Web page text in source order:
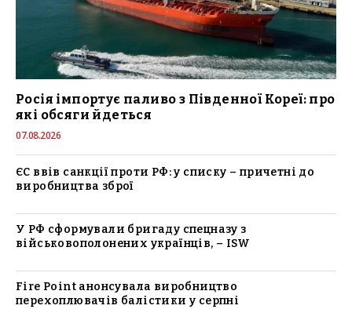
Росія імпортує паливо з Південної Кореї: про
які обсяги йдеться
07.08.2026
ЄС ввів санкції проти РФ: у списку – причетні до
виробництва зброї
У РФ сформували бригаду спецназу з
військовополонених українців, – ISW
Fire Point анонсувала виробництво
перехоплювачів балістики у серпні